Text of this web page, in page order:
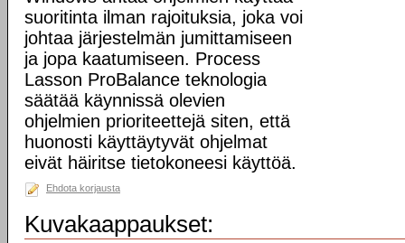
suoritinta ilman rajoituksia, joka voi
johtaa järjestelmän jumittamiseen
ja jopa kaatumiseen. Process
Lasson ProBalance teknologia
säätää käynnissä olevien
ohjelmien prioriteettejä siten, että
huonosti käyttäytyvät ohjelmat
eivät häiritse tietokoneesi käyttöä.
Ehdota korjausta
Kuvakaappaukset: